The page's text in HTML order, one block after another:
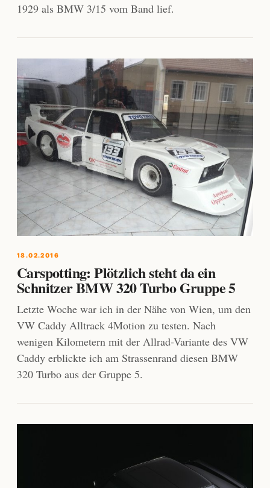
1929 als BMW 3/15 vom Band lief.
18.02.2016
Carspotting: Plötzlich steht da ein
Schnitzer BMW 320 Turbo Gruppe 5
Letzte Woche war ich in der Nähe von Wien, um den
VW Caddy Alltrack 4Motion zu testen. Nach
wenigen Kilometern mit der Allrad-Variante des VW
Caddy erblickte ich am Strassenrand diesen BMW
320 Turbo aus der Gruppe 5.